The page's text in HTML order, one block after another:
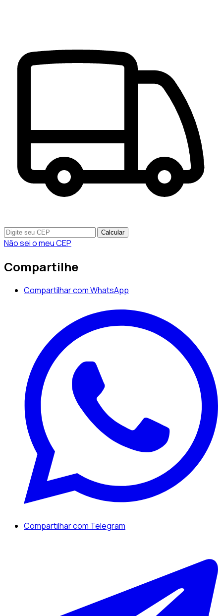
Calcular
Não sei o meu CEP
Compartilhe
Compartilhar com WhatsApp
Compartilhar com Telegram